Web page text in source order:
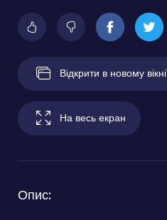
Відкрити в новому вікні
На весь екран
Опис: